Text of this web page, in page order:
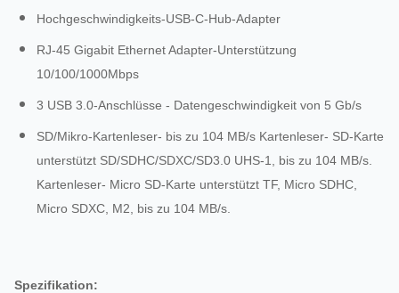
Hochgeschwindigkeits-USB-C-Hub-Adapter
RJ-45 Gigabit Ethernet Adapter-Unterstützung
10/100/1000Mbps
3 USB 3.0-Anschlüsse - Datengeschwindigkeit von 5 Gb/s
SD/Mikro-Kartenleser- bis zu 104 MB/s Kartenleser- SD-Karte
unterstützt SD/SDHC/SDXC/SD3.0 UHS-1, bis zu 104 MB/s.
Kartenleser- Micro SD-Karte unterstützt TF, Micro SDHC,
Micro SDXC, M2, bis zu 104 MB/s.
Spezifikation: